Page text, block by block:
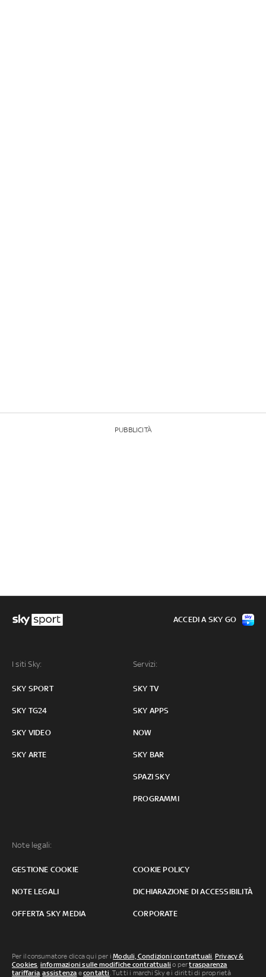
PUBBLICITÀ
I siti Sky:
SKY SPORT
SKY TG24
SKY VIDEO
SKY ARTE
Servizi:
SKY TV
SKY APPS
NOW
SKY BAR
SPAZI SKY
PROGRAMMI
Note legali:
GESTIONE COOKIE COOKIE POLICY
NOTE LEGALI DICHIARAZIONE DI ACCESSIBILITÀ
OFFERTA SKY MEDIA CORPORATE
ACCEDI A SKY GO
Per il consumatore clicca qui per iModuli, Condizioni contrattuali, Privacy &
Cookies, informazioni sulle modifiche contrattuali o pertrasparenza
tariffaria,assistenza econtatti. Tutti i marchi Sky e i diritti di proprietà